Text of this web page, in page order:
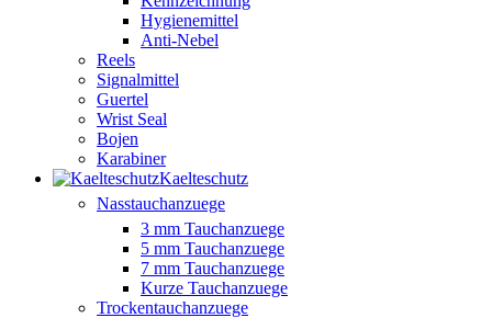
Hygienemittel
Anti-Nebel
Reels
Signalmittel
Guertel
Wrist Seal
Bojen
Karabiner
Kaelteschutz
Nasstauchanzuege
3 mm Tauchanzuege
5 mm Tauchanzuege
7 mm Tauchanzuege
Kurze Tauchanzuege
Trockentauchanzuege